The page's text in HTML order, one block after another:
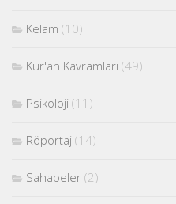
Kelam (10)
Kur'an Kavramları (49)
Psikoloji (11)
Röportaj (14)
Sahabeler (2)